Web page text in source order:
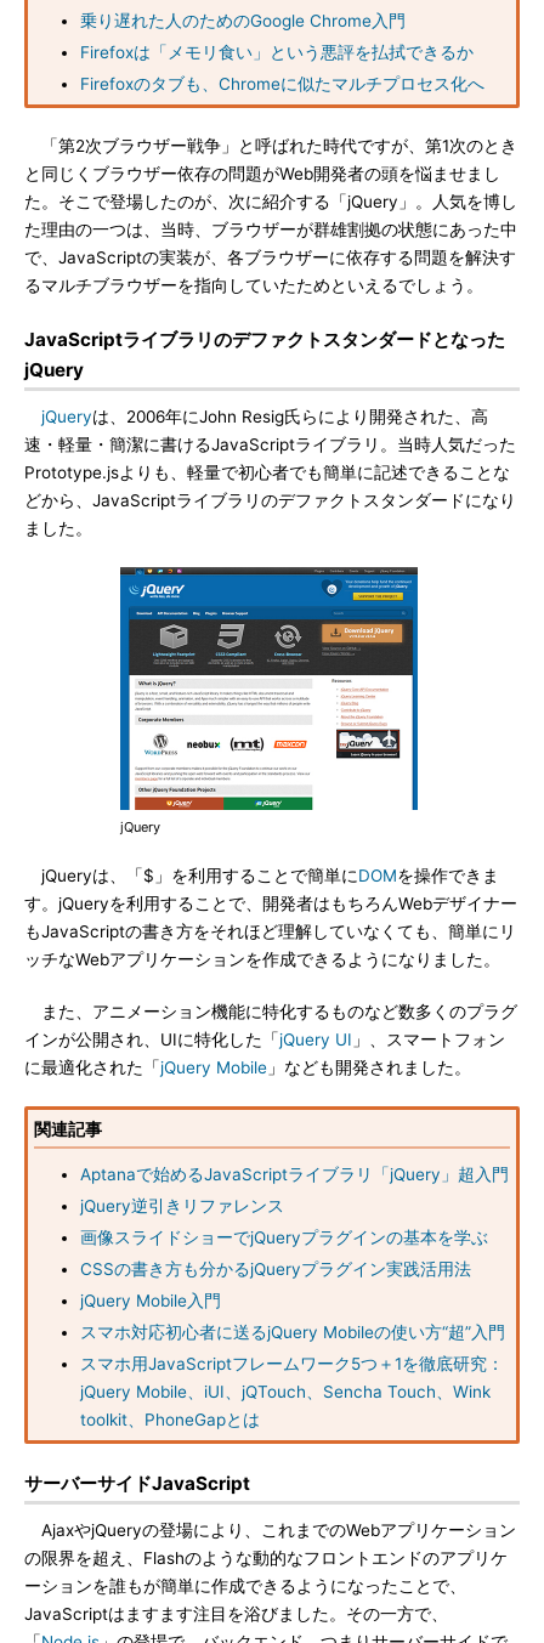
乗り遅れた人のためのGoogle Chrome入門
Firefoxは「メモリ食い」という悪評を払拭できるか
Firefoxのタブも、Chromeに似たマルチプロセス化へ
「第2次ブラウザー戦争」と呼ばれた時代ですが、第1次のとき
と同じくブラウザー依存の問題がWeb開発者の頭を悩ませまし
た。そこで登場したのが、次に紹介する「jQuery」。人気を博し
た理由の一つは、当時、ブラウザーが群雄割拠の状態にあった中
で、JavaScriptの実装が、各ブラウザーに依存する問題を解決す
るマルチブラウザーを指向していたためといえるでしょう。
JavaScriptライブラリのデファクトスタンダードとなった
jQuery
jQueryは、2006年にJohn Resig氏らにより開発された、高
速・軽量・簡潔に書けるJavaScriptライブラリ。当時人気だった
Prototype.jsよりも、軽量で初心者でも簡単に記述できることな
どから、JavaScriptライブラリのデファクトスタンダードになり
ました。
jQuery
jQueryは、「$」を利用することで簡単にDOMを操作できま
す。jQueryを利用することで、開発者はもちろんWebデザイナー
もJavaScriptの書き方をそれほど理解していなくても、簡単にリ
ッチなWebアプリケーションを作成できるようになりました。
また、アニメーション機能に特化するものなど数多くのプラグ
インが公開され、UIに特化した「jQuery UI 」、スマートフォン
に最適化された「jQuery Mobile 」なども開発されました。
関連記事
Aptanaで始めるJavaScriptライブラリ「jQuery」超入門
jQuery逆引きリファレンス
画像スライドショーでjQueryプラグインの基本を学ぶ
CSSの書き方も分かるjQueryプラグイン実践活用法
jQuery Mobile入門
スマホ対応初心者に送るjQuery Mobileの使い方“超”入門
スマホ用JavaScriptフレームワーク5つ＋1を徹底研究：
jQuery Mobile、iUI、jQTouch、Sencha Touch、Wink
toolkit、PhoneGapとは
サーバーサイドJavaScript
AjaxやjQueryの登場により、これまでのWebアプリケーション
の限界を超え、Flashのような動的なフロントエンドのアプリケ
ーションを誰もが簡単に作成できるようになったことで、
JavaScriptはますます注目を浴びました。その一方で、